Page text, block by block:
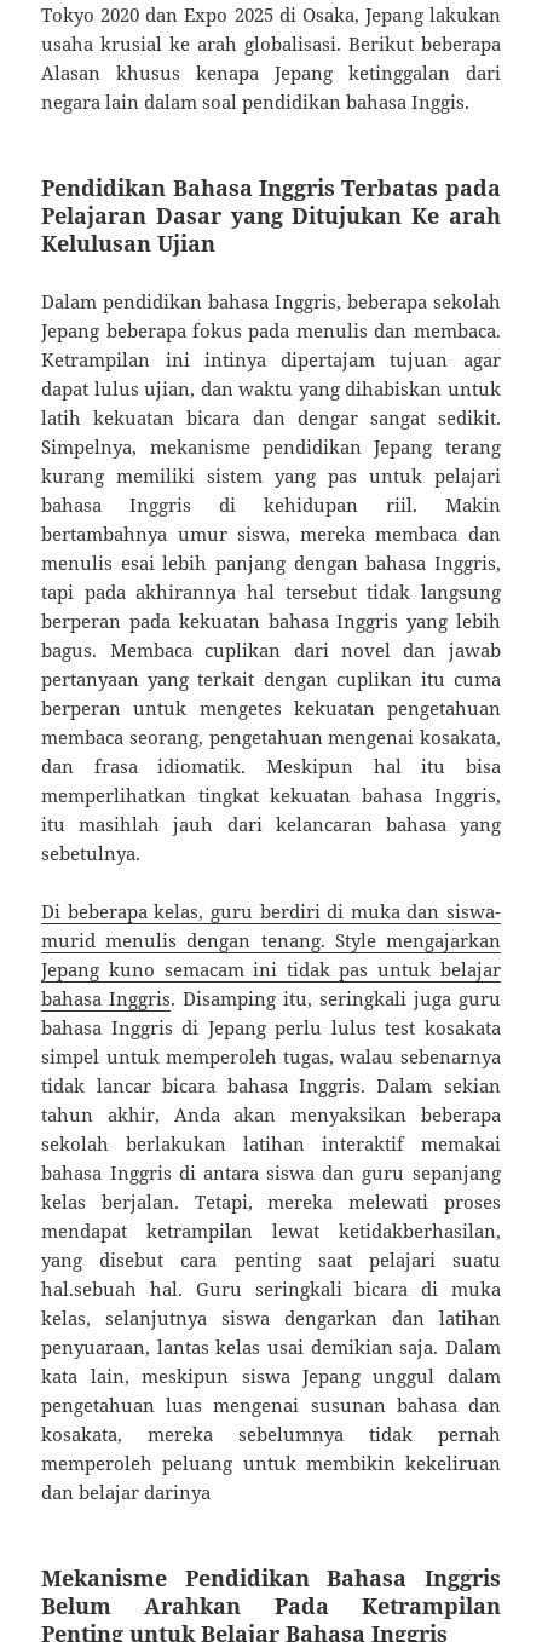
Tokyo 2020 dan Expo 2025 di Osaka, Jepang lakukan
usaha krusial ke arah globalisasi. Berikut beberapa
Alasan khusus kenapa Jepang ketinggalan dari
negara lain dalam soal pendidikan bahasa Inggis.
Pendidikan Bahasa Inggris Terbatas pada
Pelajaran Dasar yang Ditujukan Ke arah
Kelulusan Ujian
Dalam pendidikan bahasa Inggris, beberapa sekolah
Jepang beberapa fokus pada menulis dan membaca.
Ketrampilan ini intinya dipertajam tujuan agar
dapat lulus ujian, dan waktu yang dihabiskan untuk
latih kekuatan bicara dan dengar sangat sedikit.
Simpelnya, mekanisme pendidikan Jepang terang
kurang memiliki sistem yang pas untuk pelajari
bahasa Inggris di kehidupan riil. Makin
bertambahnya umur siswa, mereka membaca dan
menulis esai lebih panjang dengan bahasa Inggris,
tapi pada akhirannya hal tersebut tidak langsung
berperan pada kekuatan bahasa Inggris yang lebih
bagus. Membaca cuplikan dari novel dan jawab
pertanyaan yang terkait dengan cuplikan itu cuma
berperan untuk mengetes kekuatan pengetahuan
membaca seorang, pengetahuan mengenai kosakata,
dan frasa idiomatik. Meskipun hal itu bisa
memperlihatkan tingkat kekuatan bahasa Inggris,
itu masihlah jauh dari kelancaran bahasa yang
sebetulnya.
Di beberapa kelas, guru berdiri di muka dan siswa-
murid menulis dengan tenang. Style mengajarkan
Jepang kuno semacam ini tidak pas untuk belajar
bahasa Inggris. Disamping itu, seringkali juga guru
bahasa Inggris di Jepang perlu lulus test kosakata
simpel untuk memperoleh tugas, walau sebenarnya
tidak lancar bicara bahasa Inggris. Dalam sekian
tahun akhir, Anda akan menyaksikan beberapa
sekolah berlakukan latihan interaktif memakai
bahasa Inggris di antara siswa dan guru sepanjang
kelas berjalan. Tetapi, mereka melewati proses
mendapat ketrampilan lewat ketidakberhasilan,
yang disebut cara penting saat pelajari suatu
hal.sebuah hal. Guru seringkali bicara di muka
kelas, selanjutnya siswa dengarkan dan latihan
penyuaraan, lantas kelas usai demikian saja. Dalam
kata lain, meskipun siswa Jepang unggul dalam
pengetahuan luas mengenai susunan bahasa dan
kosakata, mereka sebelumnya tidak pernah
memperoleh peluang untuk membikin kekeliruan
dan belajar darinya
Mekanisme Pendidikan Bahasa Inggris
Belum Arahkan Pada Ketrampilan
Penting untuk Belajar Bahasa Inggris